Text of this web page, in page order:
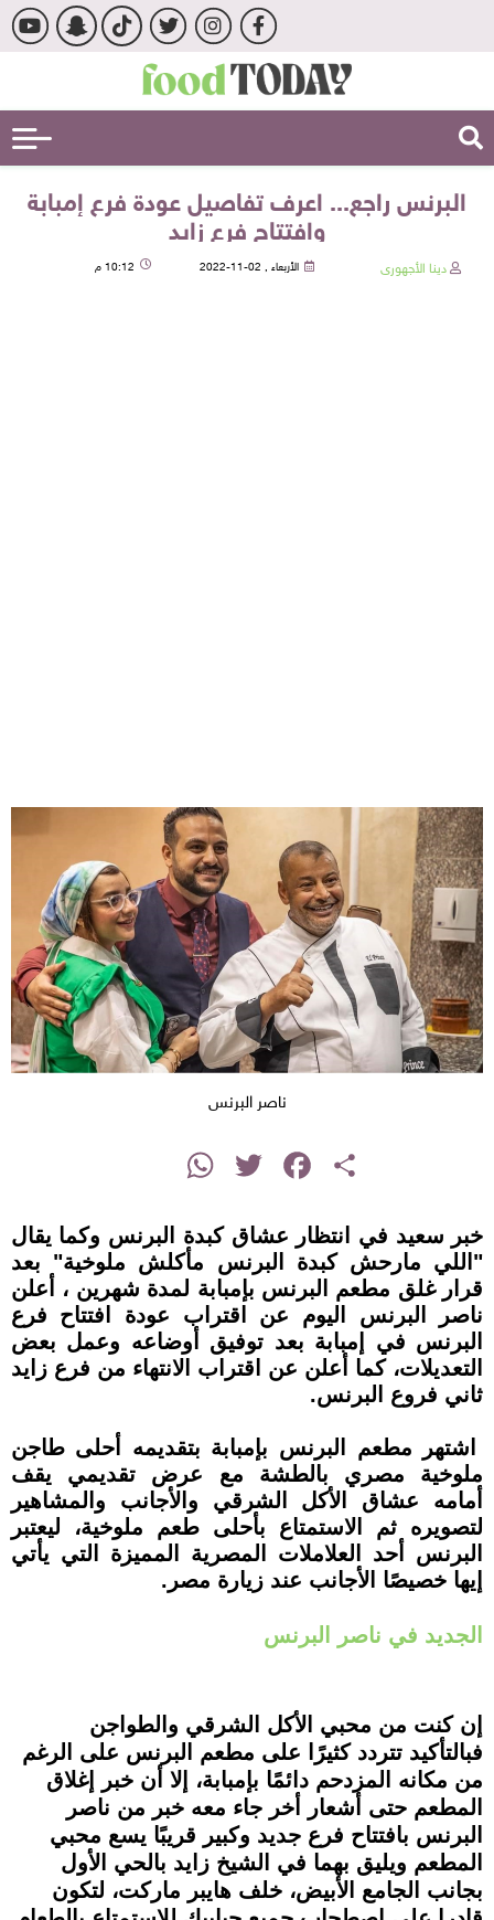
البرنس راجع... اعرف تفاصيل عودة فرع إمبابة
وافتتاح فرع زايد
دينا الأجهورى الأربعاء , 02-11-2022 10:12 م
ناصر البرنس
Share
Facebook
Twitter
WhatsApp
خبر سعيد في انتظار عشاق كبدة البرنس وكما يقال
"اللي مارحش كبدة البرنس مأكلش ملوخية" بعد
قرار غلق مطعم البرنس بإمبابة لمدة شهرين ، أعلن
ناصر البرنس اليوم عن اقتراب عودة افتتاح فرع
البرنس في إمبابة بعد توفيق أوضاعه وعمل بعض
التعديلات، كما أعلن عن اقتراب الانتهاء من فرع زايد
ثاني فروع البرنس.
اشتهر مطعم البرنس بإمبابة بتقديمه أحلى طاجن
ملوخية مصري بالطشة مع عرض تقديمي يقف
أمامه عشاق الأكل الشرقي والأجانب والمشاهير
لتصويره ثم الاستمتاع بأحلى طعم ملوخية، ليعتبر
البرنس أحد العلاملات المصرية المميزة التي يأتي
إيها خصيصًا الأجانب عند زيارة مصر.
الجديد في ناصر البرنس
إن كنت من محبي الأكل الشرقي والطواجن
فبالتأكيد تتردد كثيرًا على مطعم البرنس على الرغم
من مكانه المزدحم دائمًا بإمبابة، إلا أن خبر إغلاق
المطعم حتى أشعار أخر جاء معه خبر من ناصر
البرنس بافتتاح فرع جديد وكبير قريبًا يسع محبي
المطعم ويليق بهما في الشيخ زايد بالحي الأول
بجانب الجامع الأبيض، خلف هايبر ماركت، لتكون